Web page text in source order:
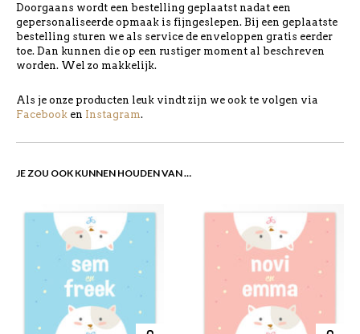
Doorgaans wordt een bestelling geplaatst nadat een
gepersonaliseerde opmaak is fijngeslepen. Bij een geplaatste
bestelling sturen we als service de enveloppen gratis eerder
toe. Dan kunnen die op een rustiger moment al beschreven
worden. Wel zo makkelijk.
Als je onze producten leuk vindt zijn we ook te volgen via
Facebook en Instagram.
JE ZOU OOK KUNNEN HOUDEN VAN …